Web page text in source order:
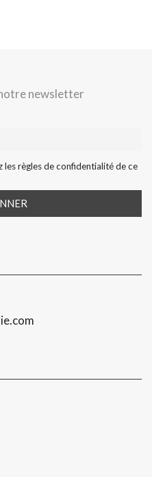
newsletter
les règles de confidentialité de ce